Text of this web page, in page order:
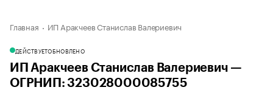
Главная ИП Аракчеев Станислав Валериевич
ДЕЙСТВУЕТОБНОВЛЕНО
ИП Аракчеев Станислав Валериевич —
ОГРНИП: 323028000085755